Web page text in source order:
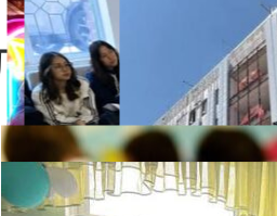
ТЕСТ